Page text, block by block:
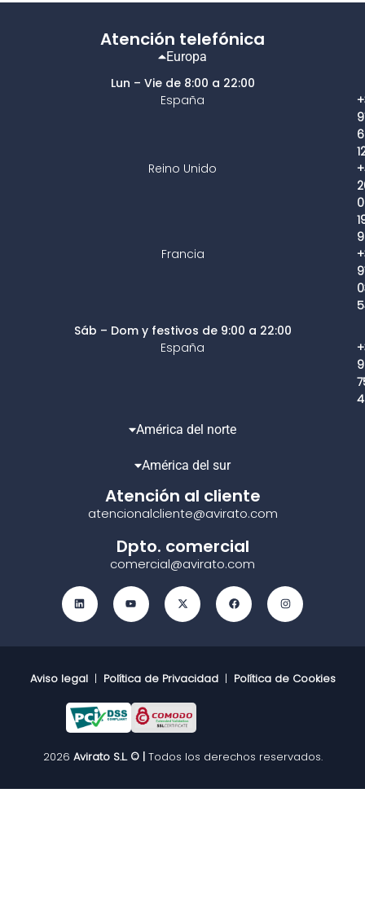
Atención telefónica
Europa
Lun – Vie de 8:00 a 22:00
España
Reino Unido
Francia
Sáb – Dom y festivos de 9:00 a 22:00
España
América del norte
América del sur
Atención al cliente
atencionalcliente@avirato.com
Dpto. comercial
comercial@avirato.com
Aviso legal | Política de Privacidad| Política de Cookies
2026 Avirato S.L. © |Todos los derechos reservados.